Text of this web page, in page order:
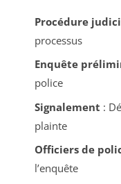
Procédure
processus
Enquête
police
Signalement :
plainte
Officiers de
l’enquête